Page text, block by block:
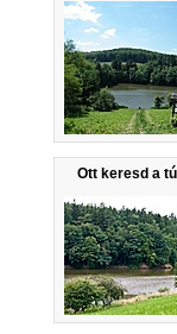
Ott keresd a